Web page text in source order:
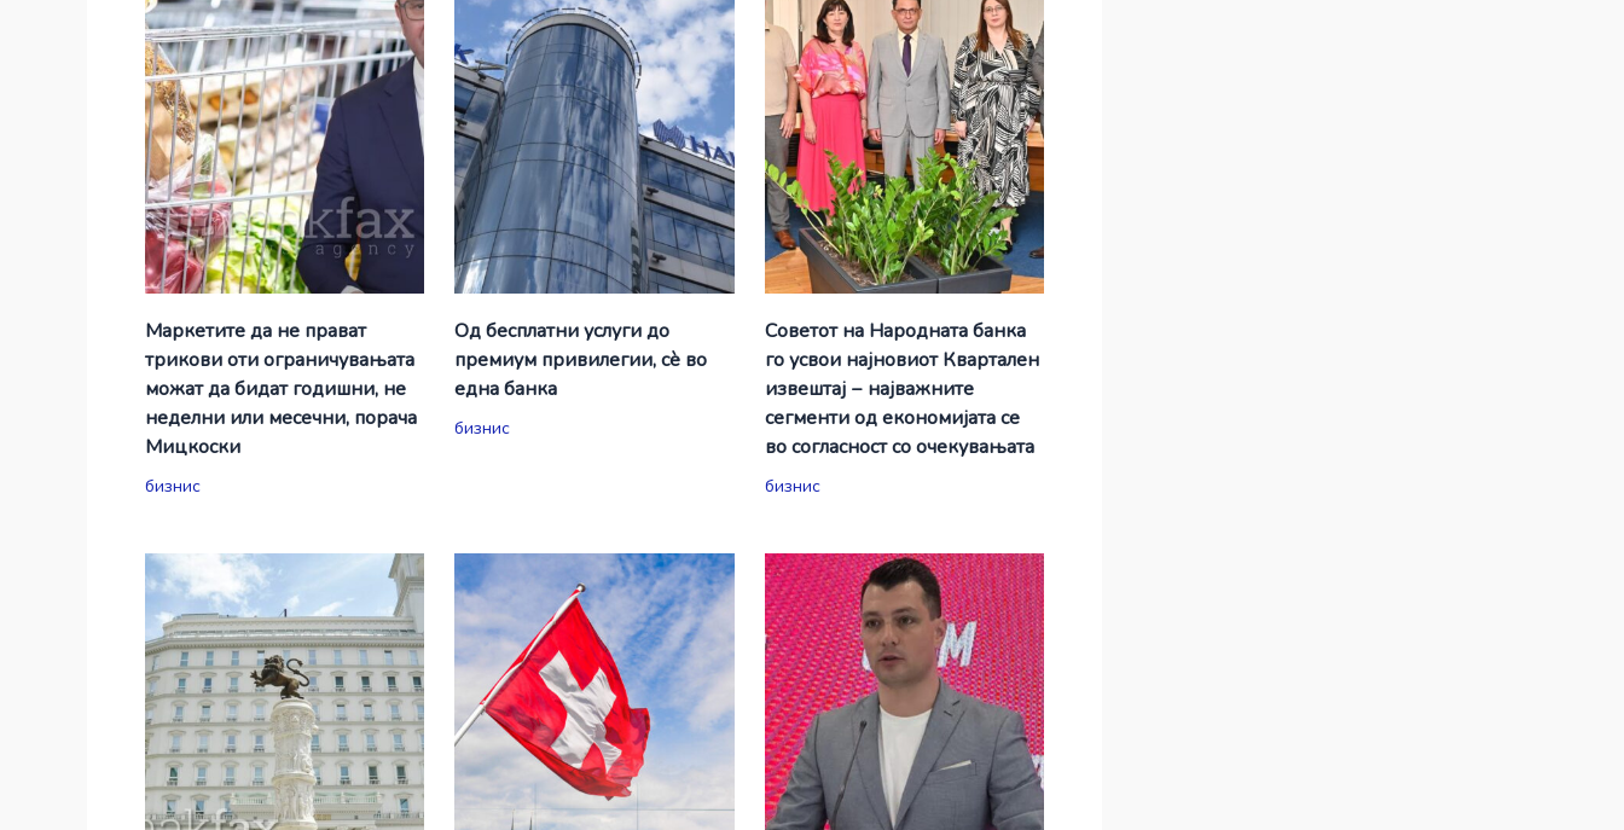
Маркетите да не прават
трикови оти ограничувањата
можат да бидат годишни, не
неделни или месечни, порача
Мицкоски
бизнис
Од бесплатни услуги до
премиум привилегии, сè во
една банка
бизнис
Советот на Народната банка
го усвои најновиот Квартален
извештај − најважните
сегменти од економијата се
во согласност со очекувањата
бизнис